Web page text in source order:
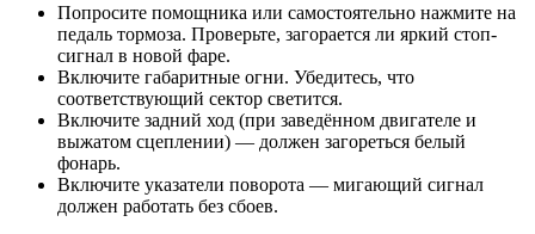
Попросите помощника или самостоятельно нажмите на
педаль тормоза. Проверьте, загорается ли яркий стоп-
сигнал в новой фаре.
Включите габаритные огни. Убедитесь, что
соответствующий сектор светится.
Включите задний ход (при заведённом двигателе и
выжатом сцеплении) — должен загореться белый
фонарь.
Включите указатели поворота — мигающий сигнал
должен работать без сбоев.